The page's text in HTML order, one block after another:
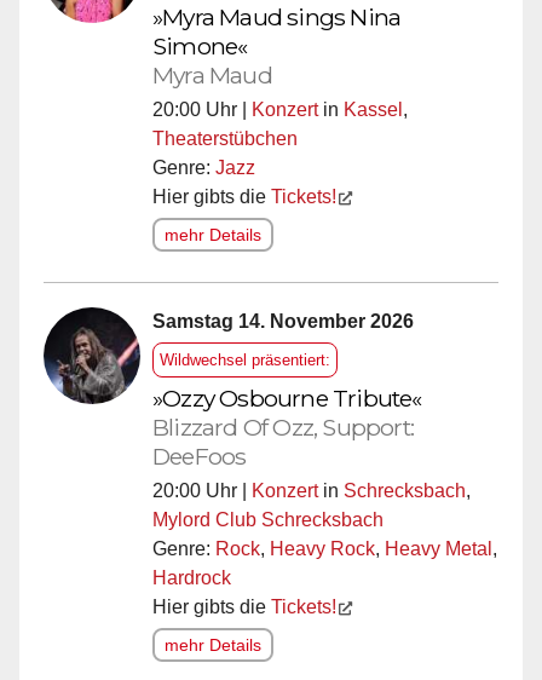
»Myra Maud sings Nina
Simone«
Myra Maud
20:00 Uhr | Konzertin Kassel ,
Theaterstübchen
Genre: Jazz
Hier gibts die Tickets!
mehr Details
Samstag 14. November 2026
Wildwechsel präsentiert:
»Ozzy Osbourne Tribute«
Blizzard Of Ozz, Support:
DeeFoos
20:00 Uhr | Konzertin Schrecksbach,
Mylord Club Schrecksbach
Genre: Rock, Heavy Rock, Heavy Metal ,
Hardrock
Hier gibts die Tickets!
mehr Details